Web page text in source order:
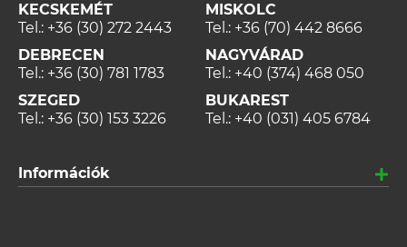
KECSKEMÉT
Tel.: +36 (30) 272 2443
DEBRECEN
Tel.: +36 (30) 781 1783
SZEGED
Tel.: +36 (30) 153 3226
MISKOLC
Tel.: +36 (70) 442 8666
NAGYVÁRAD
Tel.: +40 (374) 468 050
BUKAREST
Tel.: +40 (031) 405 6784
Információk